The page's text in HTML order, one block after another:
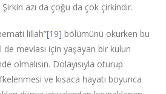
azı da çoğu da çok çirkindir.
lillah”[19] bölümünü okurken bu
mevlası için yaşayan bir kulun
olmalısın. Dolayısıyla oturup
ve kısaca hayatı boyunca